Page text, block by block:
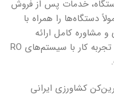
خدمات پس از فروش
دستگاه‌ها را همراه با
مشاوره کامل ارائه
می‌دهند. این خدمات برای کشاورزانی که تجربه کار با سیستم‌های RO
کشاورزی ایرانی